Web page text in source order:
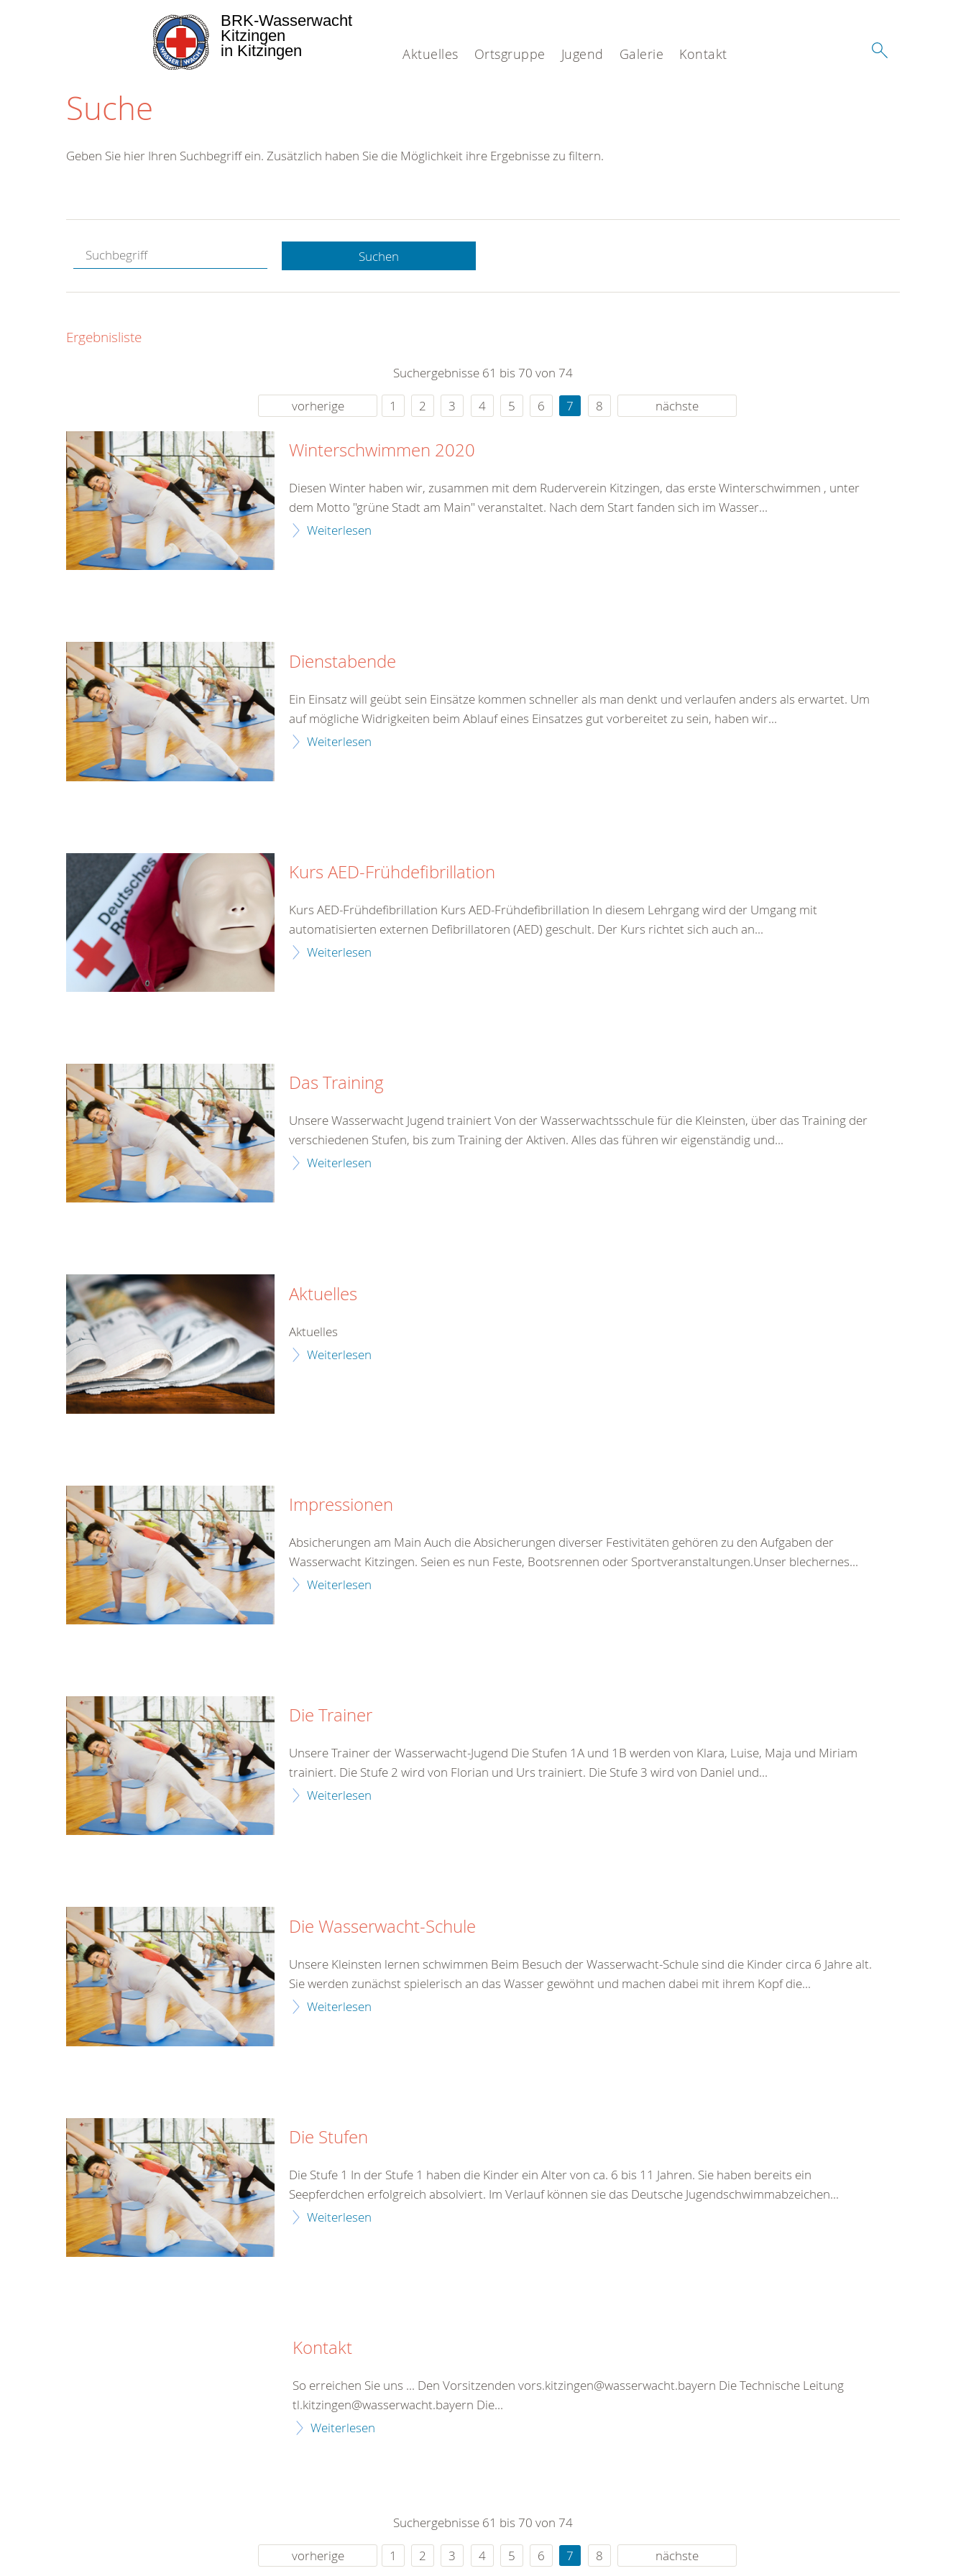
Aktuelles Ortsgruppe Jugend Galerie Kontakt
BRK-Wasserwacht
Kitzingen
in Kitzingen
Suche
Hotline.
gerne.
rund um die Uhr
Geben Sie hier Ihren Suchbegriff ein. Zusätzlich haben Sie die Möglichkeit ihre Ergebnisse zu filtern.
Suchen
Ergebnisliste
Suchergebnisse 61 bis 70 von 74
vorherige
1 2 3 4 5 6 7 8 nächste
Winterschwimmen 2020
Diesen Winter haben wir, zusammen mit dem Ruderverein Kitzingen, das erste Winterschwimmen , unter
dem Motto "grüne Stadt am Main" veranstaltet. Nach dem Start fanden sich im Wasser...
Weiterlesen
Dienstabende
Ein Einsatz will geübt sein Einsätze kommen schneller als man denkt und verlaufen anders als erwartet. Um
auf mögliche Widrigkeiten beim Ablauf eines Einsatzes gut vorbereitet zu sein, haben wir...
Weiterlesen
Kurs AED-Frühdefibrillation
Kurs AED-Frühdefibrillation Kurs AED-Frühdefibrillation In diesem Lehrgang wird der Umgang mit
automatisierten externen Defibrillatoren (AED) geschult. Der Kurs richtet sich auch an...
Weiterlesen
Das Training
Unsere Wasserwacht Jugend trainiert Von der Wasserwachtsschule für die Kleinsten, über das Training der
verschiedenen Stufen, bis zum Training der Aktiven. Alles das führen wir eigenständig und...
Weiterlesen
Aktuelles
Aktuelles
Weiterlesen
Impressionen
Absicherungen am Main Auch die Absicherungen diverser Festivitäten gehören zu den Aufgaben der
Wasserwacht Kitzingen. Seien es nun Feste, Bootsrennen oder Sportveranstaltungen.Unser blechernes...
Weiterlesen
Die Trainer
Unsere Trainer der Wasserwacht-Jugend Die Stufen 1A und 1B werden von Klara, Luise, Maja und Miriam
trainiert. Die Stufe 2 wird von Florian und Urs trainiert. Die Stufe 3 wird von Daniel und...
Weiterlesen
Die Wasserwacht-Schule
Unsere Kleinsten lernen schwimmen Beim Besuch der Wasserwacht-Schule sind die Kinder circa 6 Jahre alt.
Sie werden zunächst spielerisch an das Wasser gewöhnt und machen dabei mit ihrem Kopf die...
Weiterlesen
Die Stufen
Die Stufe 1 In der Stufe 1 haben die Kinder ein Alter von ca. 6 bis 11 Jahren. Sie haben bereits ein
Seepferdchen erfolgreich absolviert. Im Verlauf können sie das Deutsche Jugendschwimmabzeichen...
Weiterlesen
Kontakt
So erreichen Sie uns ... Den Vorsitzenden vors.kitzingen@wasserwacht.bayern Die Technische Leitung
tl.kitzingen@wasserwacht.bayern Die...
Weiterlesen
Suchergebnisse 61 bis 70 von 74
vorherige
1 2 3 4 5 6 7 8 nächste